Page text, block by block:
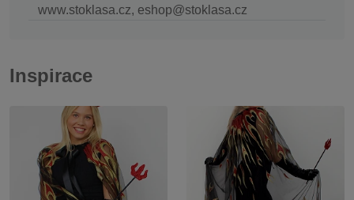
www.stoklasa.cz, eshop@stoklasa.cz
Inspirace